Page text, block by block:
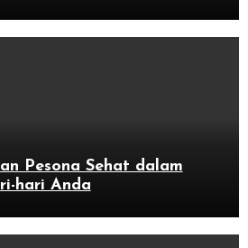
Pesona Sehat dalam
hari Anda